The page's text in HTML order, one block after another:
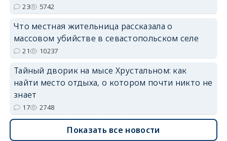
23 5742
Что местная жительница рассказала о
массовом убийстве в севастопольском селе
21 10237
Тайный дворик на мысе Хрустальном: как
найти место отдыха, о котором почти никто не
знает
17 2748
Показать все новости